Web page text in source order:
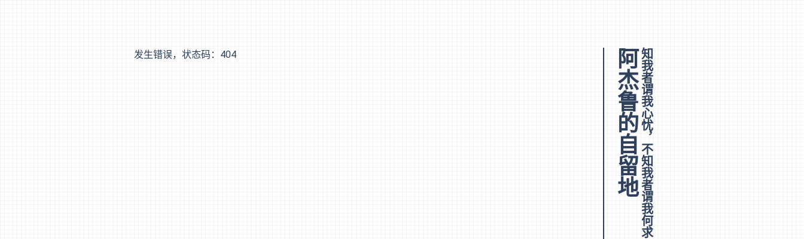
发生错误，状态码： 404 阿杰鲁的自留地知我者谓我心忧，不知我者谓我何求